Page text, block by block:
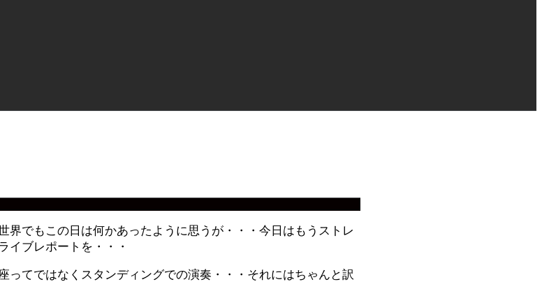
でもこの日は何かあったように思うが・・・今日はもうストレ
ブレポートを・・・
ってではなくスタンディングでの演奏・・・それにはちゃんと訳